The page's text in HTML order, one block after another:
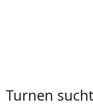
Turnen